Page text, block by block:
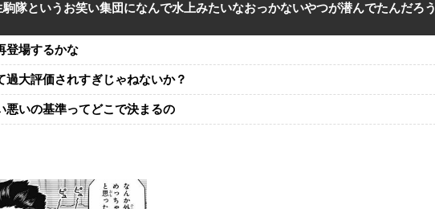
駒隊というお笑い集団になんで水上みたいなおっかないやつが潜んでたんだろう
登場するかな
過大評価されすぎじゃねないか？
悪いの基準ってどこで決まるの